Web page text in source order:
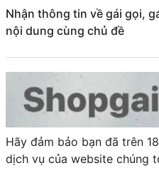
Nhận thông tin về gái gọi,
nội dung cùng chủ đề
Hãy đảm bảo bạn đã trên
dịch vụ của website chúng